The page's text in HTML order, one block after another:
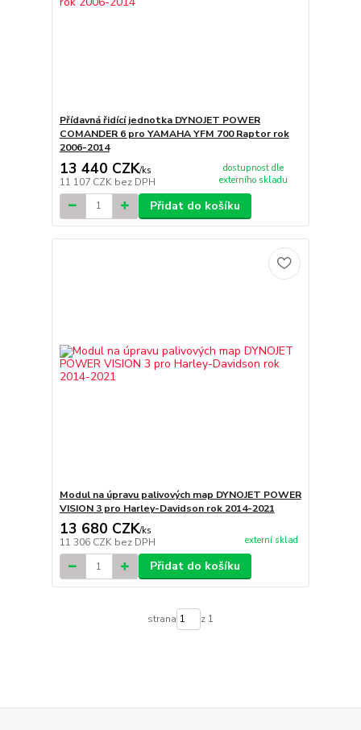
Přídavná řidící jednotka DYNOJET POWER
COMANDER 6 pro YAMAHA YFM 700 Raptor rok
2006-2014
13 440 CZK/ks
11 107 CZK bez DPH
dostupnost dle
externího skladu
Přidat do košíku
Modul na úpravu palivových map DYNOJET POWER
VISION 3 pro Harley-Davidson rok 2014-2021
13 680 CZK/ks
11 306 CZK bez DPH externí sklad
Přidat do košíku
strana z 1